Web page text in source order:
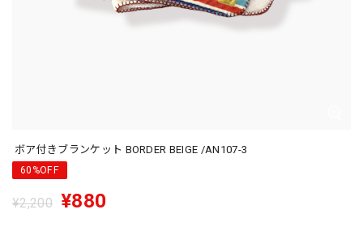
ボア付きブランケット BORDER BEIGE /AN107-3
60%OFF
¥2,200 ¥880